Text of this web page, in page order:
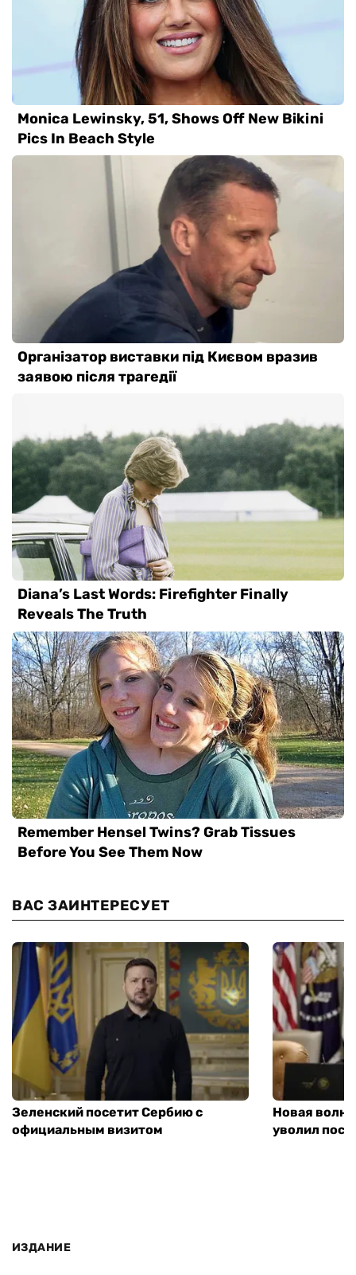
ВАС ЗАИНТЕРЕСУЕТ
Зеленский посетит Сербию с
официальным визитом
Новая
уволил
ИЗДАНИЕ